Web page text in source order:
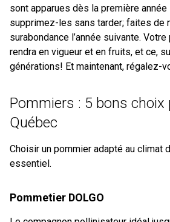
sont apparues dès la première année
supprimez-les sans tarder; faites de
surabondance l’année suivante.
rendra en vigueur et en fruits, et ce,
générations! Et maintenant, régalez-
Pommiers : 5 bons choix
Québec
Choisir un pommier adapté au climat
essentiel.
Pommetier DOLGO